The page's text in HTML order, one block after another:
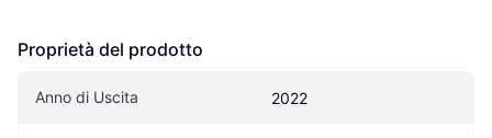
Proprietà del prodotto
Anno di Uscita 2022